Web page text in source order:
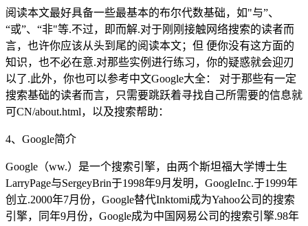
阅读本文最好具备一些最基本的布尔代数基础，如"与”、
“或”、“非"等.不过，即而解.对于刚刚接触网络搜索的读者而
言，也许你应该从头到尾的阅读本文；但 便你没有这方面的
知识，也不必在意.对那些实例进行练习，你的疑惑就会迎刃
以了.此外，你也可以参考中文Google大全： 对于那些有一定
搜索基础的读者而言，只需要跳跃着寻找自己所需要的信息就
可CN/about.html，以及搜索帮助：
4、Google简介
Google（ww.）是一个搜索引擎，由两个斯坦福大学博士生
LarryPage与SergeyBrin于1998年9月发明，GoogleInc.于1999年
创立.2000年7月份，Google替代Inktomi成为Yahoo公司的搜索
引擎，同年9月份，Google成为中国网易公司的搜索引擎.98年